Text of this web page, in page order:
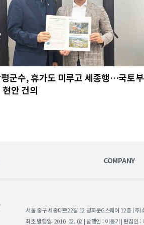
군수, 휴가도 미루고 세종행…국토부
안 건의
COMPANY
서울 중구 세종대로22길 12 광화문G스퀘어 12층 (
최초 발행일: 2010. 02. 02 | 발행인 : 이동기 | 편집인 :